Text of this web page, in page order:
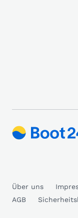
Über uns
AGB